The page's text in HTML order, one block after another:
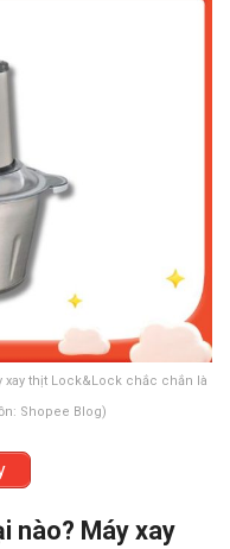
xay thịt Lock&Lock chắc chắn là
Shopee Blog)
nào? Máy xay